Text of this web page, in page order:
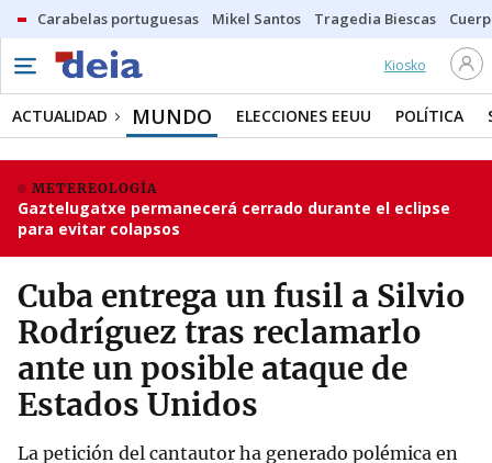
Carabelas portuguesas Mikel Santos Tragedia Biescas
Kiosko
ACTUALIDAD MUNDO ELECCIONES EEUU POLÍTICA
METEREOLOGÍA
Gaztelugatxe permanecerá cerrado durante el eclipse
para evitar colapsos
Cuba entrega un fusil a Silvio
Rodríguez tras reclamarlo
ante un posible ataque de
Estados Unidos
La petición del cantautor ha generado polémica en